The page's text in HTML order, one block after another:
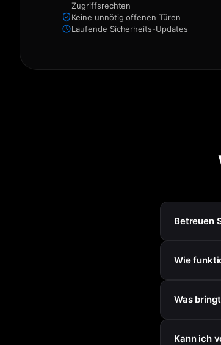
Zugriffsrechten
Keine unnötig offenen Türen
Laufende Sicherheits-Updates
Betreuen
Wie
Was
Kann ich